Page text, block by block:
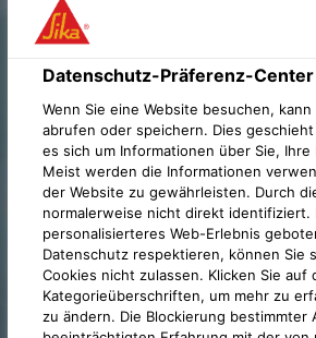
Datenschutz-Präferenz-Center
Wenn Sie eine Website besuchen,
abrufen oder speichern. Dies
es sich um Informationen über Sie,
Meist werden die Informationen
der Website zu gewährleisten. Durch
normalerweise nicht direkt identifiziert.
personalisierteres Web-Erlebnis
Datenschutz respektieren, können Sie
Cookies nicht zulassen. Klicken Sie auf
Kategorieüberschriften, um mehr zu
zu ändern. Die Blockierung